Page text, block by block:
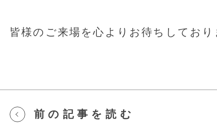
皆様のご来場を心よりお待ちしてお
前の記事を読む